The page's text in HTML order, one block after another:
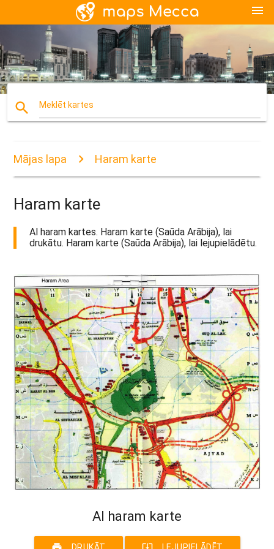
menu
search Meklēt kartes
Mājas lapa Haram karte
Haram karte
Al haram kartes. Haram karte (Saūda Arābija), lai
drukātu. Haram karte (Saūda Arābija), lai lejupielādētu.
Al haram karte